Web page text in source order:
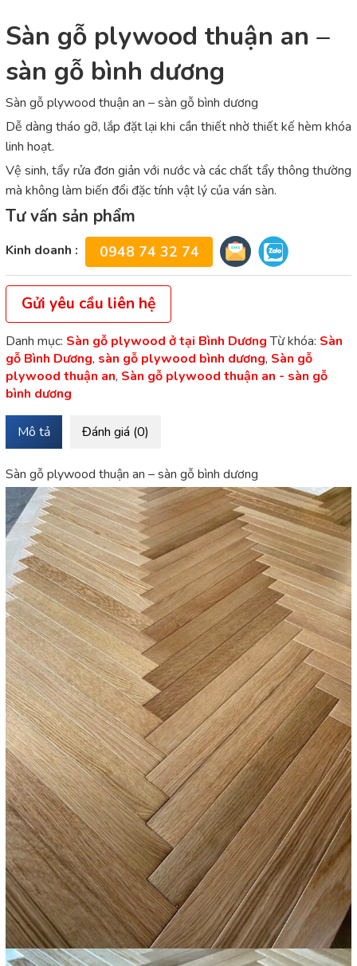
Sàn gỗ plywood thuận an –
sàn gỗ bình dương
Sàn gỗ plywood thuận an – sàn gỗ bình dương
Dễ dàng tháo gỡ, lắp đặt lại khi cần thiết nhờ thiết kế hèm khóa
linh hoạt.
Vệ sinh, tẩy rửa đơn giản với nước và các chất tẩy thông thường
mà không làm biến đổi đặc tính vật lý của ván sàn.
Tư vấn sản phẩm
Kinh doanh : 0948 74 32 74
Gửi yêu cầu liên hệ
Danh mục: Sàn gỗ plywood ở tại Bình Dương Từ khóa: Sàn
gỗ Bình Dương, sàn gỗ plywood bình dương, Sàn gỗ
plywood thuận an, Sàn gỗ plywood thuận an - sàn gỗ
bình dương
Mô tả Đánh giá (0)
Sàn gỗ plywood thuận an – sàn gỗ bình dương